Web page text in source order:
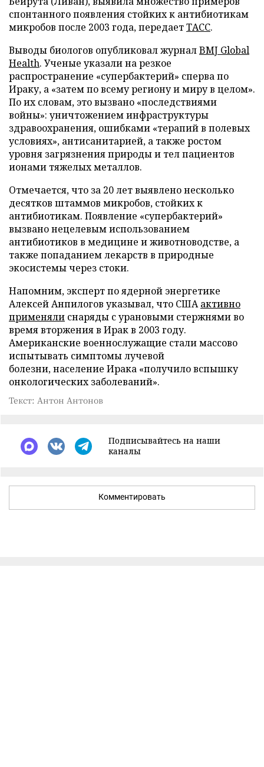
спонтанного появления стойких к антибиотикам
микробов после 2003 года, передаетТАСС.
Выводы биологов опубликовал журналBMJ Global
Health. Ученые указали на резкое
распространение «супербактерий» сперва по
Ираку, а «затем по всему региону и миру в целом».
По их словам, это вызвано «последствиями
войны»: уничтожением инфраструктуры
здравоохранения, ошибками «терапий в полевых
условиях», антисанитарией, а также ростом
уровня загрязнения природы и тел пациентов
ионами тяжелых металлов.
Отмечается, что за 20 лет выявлено несколько
десятков штаммов микробов, стойких к
антибиотикам. Появление «супербактерий»
вызвано нецелевым использованием
антибиотиков в медицине и животноводстве, а
также попаданием лекарств в природные
экосистемы через стоки.
Напомним, эксперт по ядерной энергетике
Алексей Анпилогов указывал, что СШАактивно
применяли снаряды с урановыми стержнями во
время вторжения в Ирак в 2003 году.
Американские военнослужащие стали массово
испытывать симптомы лучевой
болезни, население Ирака «получило вспышку
онкологических заболеваний».
Текст: Антон Антонов
Подписывайтесь на наши
каналы
Комментировать